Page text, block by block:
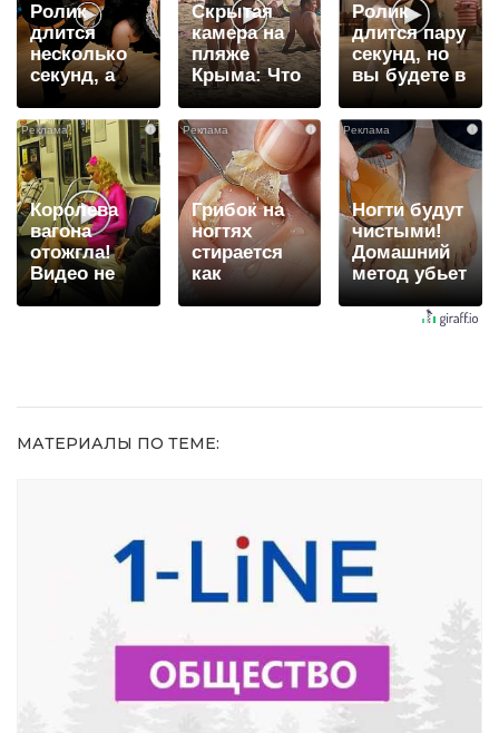
Ролик
длится
несколько
секунд, а
смеяться
вы будете
долго
Скрытая
камера на
пляже
Крыма: Что
люди
вытворяют,
когда их не
видят...
Ролик
длится пару
секунд, но
вы будете в
шоке от
увиденного
i
Королева
вагона
отожгла!
Видео не
оставит
i
Грибок на
ногтях
стирается
как
ластиком!
i
Ногти будут
чистыми!
Домашний
метод убьет
грибок,
возьмите
МАТЕРИАЛЫ ПО ТЕМЕ: